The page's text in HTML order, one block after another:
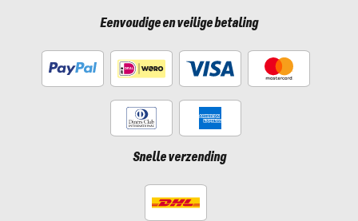
Eenvoudige en veilige betaling
Snelle verzending